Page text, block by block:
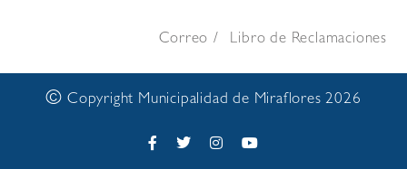
Correo Libro de Reclamaciones
© Copyright Municipalidad de Miraflores 2026